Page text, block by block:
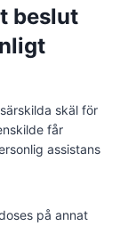
beslut
skäl för
får
assistans
på annat